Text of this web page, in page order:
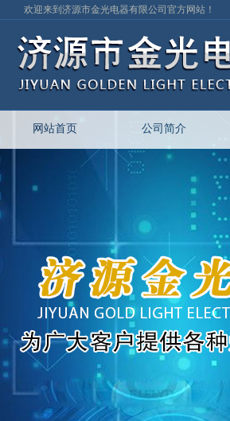
欢迎来到济源市金光电器有限公司官方网站！
网站首页 公司简介